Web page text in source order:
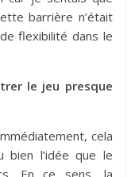
barrière n’était
flexibilité dans le
le jeu presque
cela
l’idée que le
En ce sens, la